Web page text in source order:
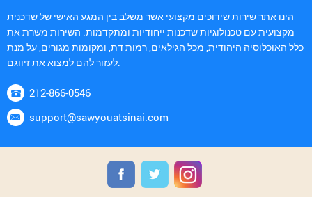
הינו אתר שירות שידוכים מקצועי אשר משלב בין המגע האישי של שדכנית
מקצועית עם טכנולוגיות שדכנות ייחודיות ומתקדמות. השירות משרת את
כלל האוכלוסיה היהודית, מכל הגילאים, רמות דת, ומקומות מגורים, על מנת
לעזור להם למצוא את זיווגם.
212-866-0546
support@sawyouatsinai.com